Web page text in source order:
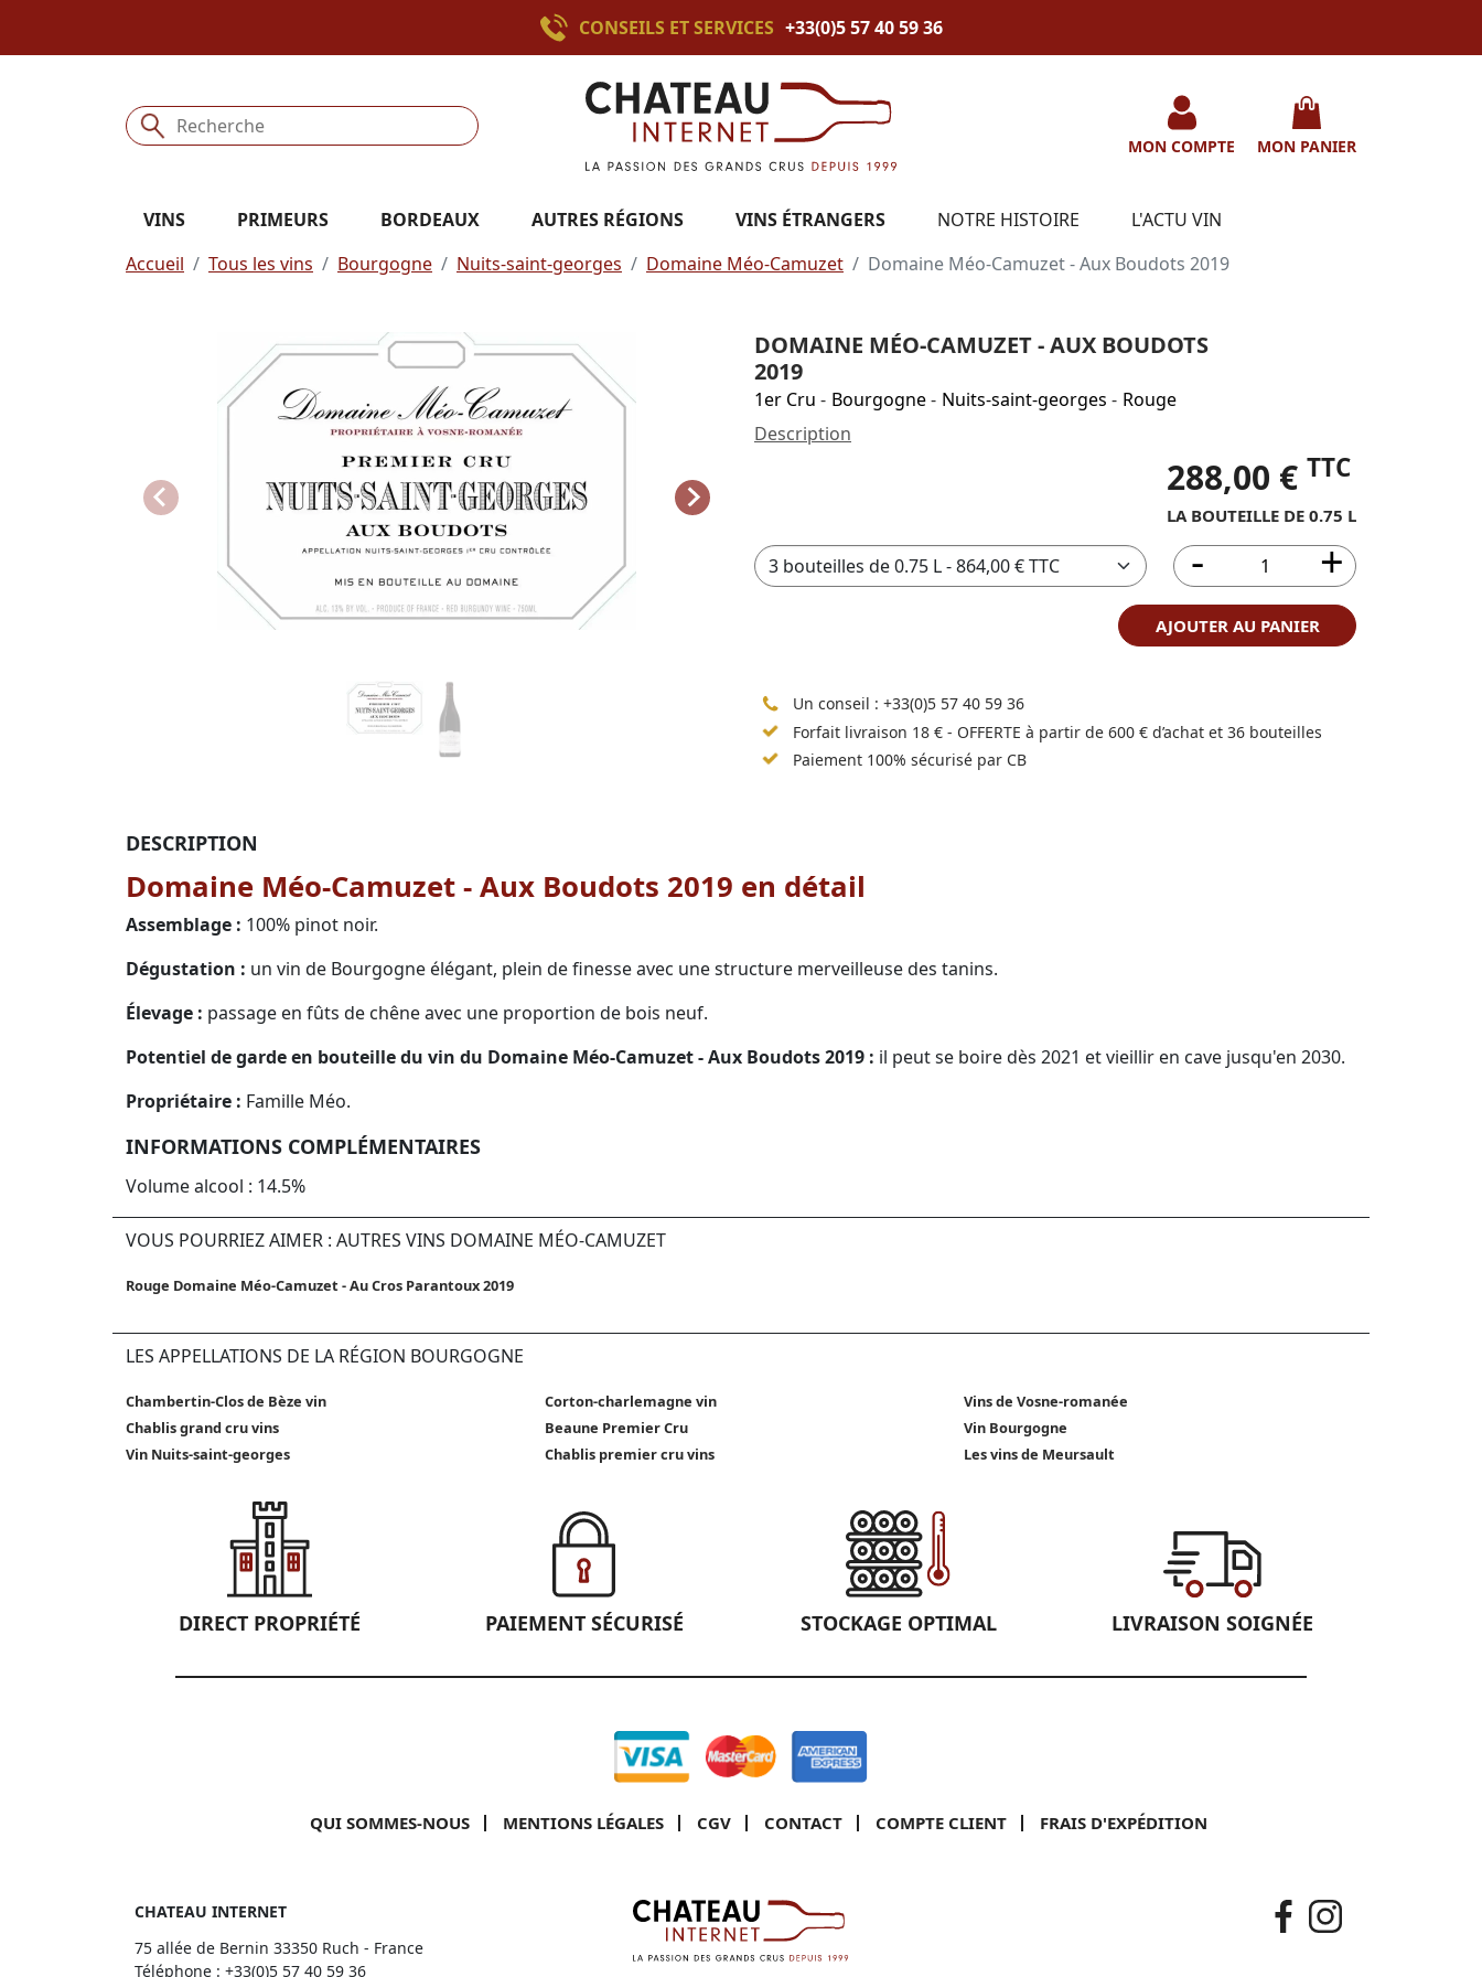
CONSEILS ET SERVICES +33(0)5 57 40 59 36
MON COMPTE MON PANIER
VINS PRIMEURS BORDEAUX AUTRES RÉGIONS VINS ÉTRANGERS NOTRE HISTOIRE
L'ACTU VIN
Accueil
Tous les vins Bourgogne Nuits-saint-georges Domaine Méo-Camuzet Domaine Méo-Camuzet - Aux Boudots 2019
DOMAINE MÉO-CAMUZET - AUX BOUDOTS
2019
1er Cru - Bourgogne- Nuits-saint-georges - Rouge
Description
288,00 € TTC
LA BOUTEILLE DE 0.75 L
AJOUTER AU PANIER
Un conseil : +33(0)5 57 40 59 36
Forfait livraison 18 € - OFFERTE à partir de 600 € d’achat et 36 bouteilles
Paiement 100% sécurisé par CB
DESCRIPTION
Domaine Méo-Camuzet - Aux Boudots 2019 en détail
Assemblage : 100% pinot noir.
Dégustation : un vin de Bourgogne élégant, plein de finesse avec une structure merveilleuse des tanins.
Élevage : passage en fûts de chêne avec une proportion de bois neuf.
Potentiel de garde en bouteille du vin du Domaine Méo-Camuzet - Aux Boudots 2019 : il peut se boire dès 2021 et vieillir en cave jusqu'en 2030.
Propriétaire : Famille Méo.
INFORMATIONS COMPLÉMENTAIRES
Volume alcool : 14.5%
VOUS POURRIEZ AIMER : AUTRES VINS DOMAINE MÉO-CAMUZET
Rouge Domaine Méo-Camuzet - Au Cros Parantoux 2019
LES APPELLATIONS DE LA RÉGION BOURGOGNE
Chambertin-Clos de Bèze vin Corton-charlemagne vin
Vins de Vosne-romanée
Chablis grand cru vins
Beaune Premier Cru
Vin Bourgogne
Vin Nuits-saint-georges
Chablis premier cru vins Les vins de Meursault
DIRECT PROPRIÉTÉ PAIEMENT SÉCURISÉ STOCKAGE OPTIMAL LIVRAISON SOIGNÉE
QUI SOMMES-NOUS MENTIONS LÉGALES CGV CONTACT COMPTE CLIENT FRAIS D'EXPÉDITION
CHATEAU INTERNET
75 allée de Bernin 33350 Ruch - France
Téléphone : +33(0)5 57 40 59 36